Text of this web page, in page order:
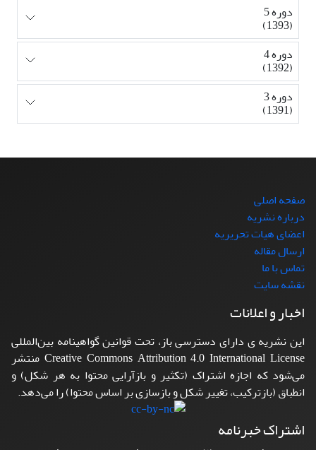
دوره 5
(1393)
دوره 4
(1392)
دوره 3
(1391)
صفحه اصلی
درباره نشریه
اعضای هیات تحریریه
ارسال مقاله
تماس با ما
نقشه سایت
اخبار و اعلانات
این نشریه ی دارای دسترسی باز، تحت قوانین گواهینامه بین‌المللی
Creative Commons Attribution 4.0 International License منتشر
می‌شود که اجازه اشتراک (تکثیر و بازآرایی محتوا به هر شکل) و
انطباق (بازترکیب، تغییر شکل و بازسازی بر اساس محتوا) را می‌دهد.
اشتراک خبرنامه